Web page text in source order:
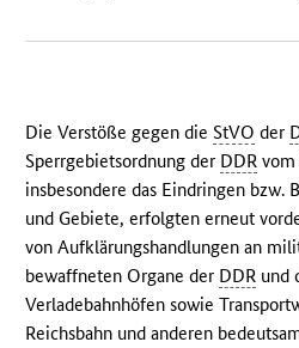
Die Verstöße gegen dieStVO der
Sperrgebietsordnung der DDR vom
insbesondere das Eindringen bzw.
und Gebiete, erfolgten erneut
von Aufklärungshandlungen an
bewaffneten Organe der DDR und
Verladebahnhöfen sowie
Reichsbahn und anderen